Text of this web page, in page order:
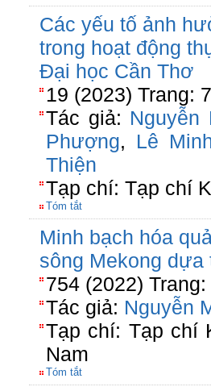
Các yếu tố ảnh
trong hoạt động
Đại học Cần Thơ
19 (2023) Trang:
Tác giả: Nguyễn
Phượng, Lê
Thiện
Tạp chí: Tạp chí
Tóm tắt
Minh bạch hóa
sông Mekong dựa
754 (2022)
Tác giả: Nguyễn
Tạp chí: Tạp chí
Nam
Tóm tắt